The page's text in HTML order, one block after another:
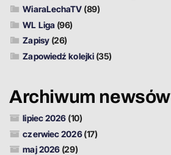
WiaraLechaTV (89)
WL Liga (96)
Zapisy(26)
Zapowiedź kolejki (35)
Archiwum newsów
lipiec 2026 (10)
czerwiec 2026(17)
maj 2026 (29)